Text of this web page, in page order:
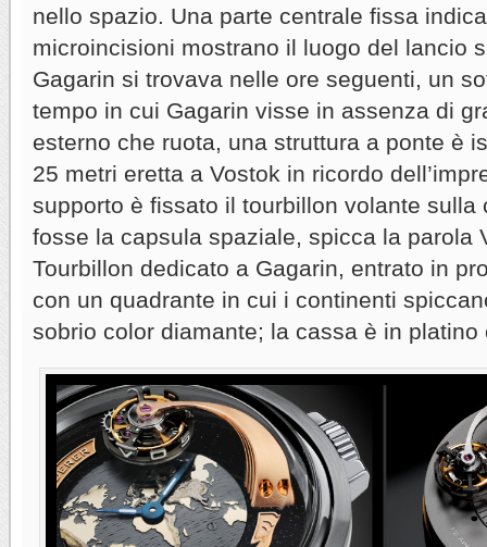
nello spazio. Una parte centrale fissa
microincisioni mostrano il luogo del lancio
Gagarin si trovava nelle ore seguenti, un
tempo in cui Gagarin visse in assenza di
esterno che ruota, una struttura a ponte è
25 metri eretta a Vostok in ricordo
supporto è fissato il tourbillon volante sulla
fosse la capsula spaziale, spicca la parola
Tourbillon dedicato a Gagarin, entrato in
con un quadrante in cui i continenti
sobrio color diamante; la cassa è in platino